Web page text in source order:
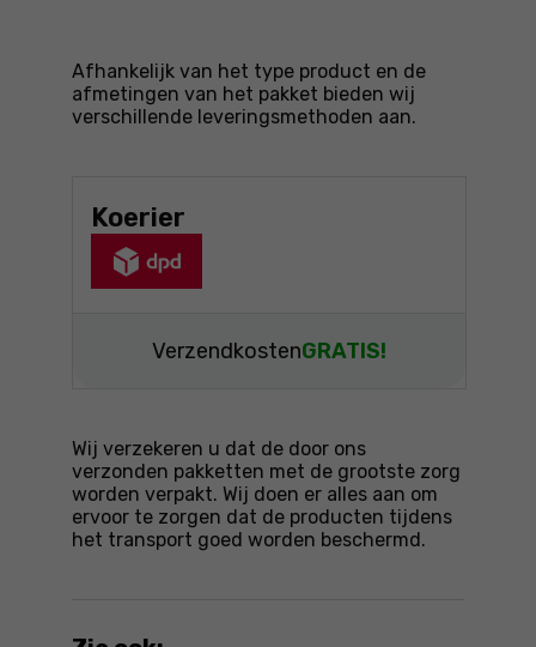
Afhankelijk van het type product en de
afmetingen van het pakket bieden wij
verschillende leveringsmethoden aan.
Koerier
VerzendkostenGRATIS!
Wij verzekeren u dat de door ons
verzonden pakketten met de grootste zorg
worden verpakt. Wij doen er alles aan om
ervoor te zorgen dat de producten tijdens
het transport goed worden beschermd.